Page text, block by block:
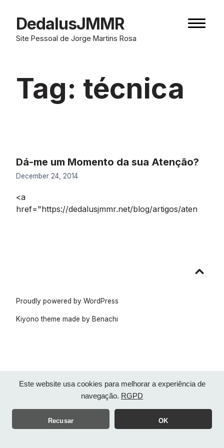
Este website usa cookies para melhorar a experiência de
navegação. RGPD
Recusar OK
contentDedalusJMMR
Site Pessoal de Jorge Martins Rosa
Tag: técnica
Dá-me um Momento da sua Atenção?
December 24, 2014
<a
href="https://dedalusjmmr.net/blog/artigos/aten
Proudly powered by WordPress
Kiyono theme made by Benachi